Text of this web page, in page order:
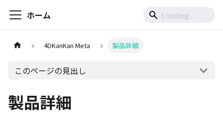
ホーム
4DKanKan Meta 製品詳細
このページの見出し
製品詳細